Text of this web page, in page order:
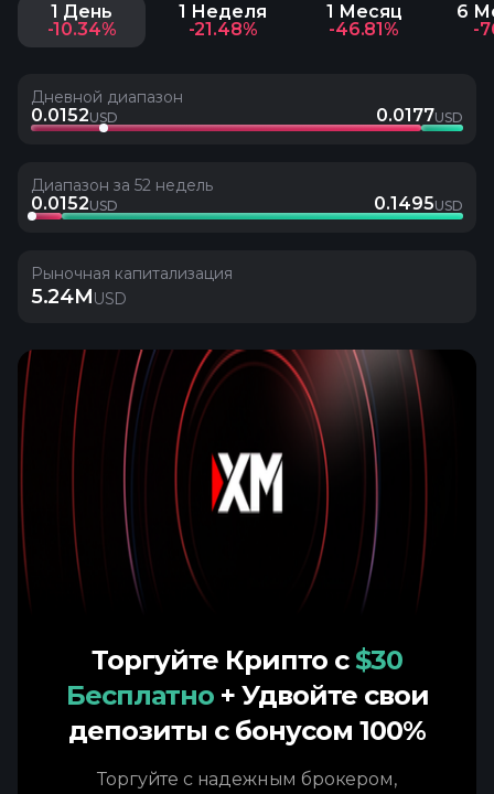
1 День
-10.34%
1 Неделя
-21.48%
1 Месяц
-46.81%
6
-
Дневной диапазон
0.0152USD 0.0177USD
Диапазон за 52 недель
0.0152USD 0.1495USD
Рыночная капитализация
5.24MUSD
Торгуйте Крипто с $30
Бесплатно + Удвойте свои
депозиты с бонусом 100%
Торгуйте с надежным брокером,